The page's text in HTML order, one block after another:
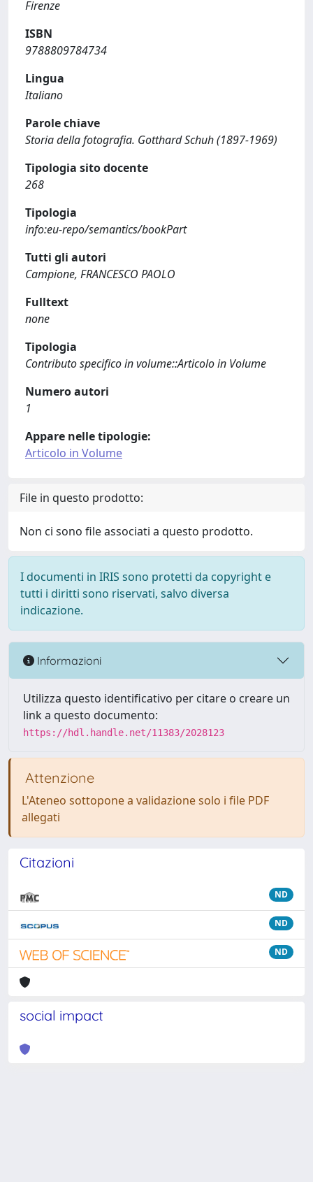
Firenze
ISBN
9788809784734
Lingua
Italiano
Parole chiave
Storia della fotografia. Gotthard Schuh (1897-1969)
Tipologia sito docente
268
Tipologia
info:eu-repo/semantics/bookPart
Tutti gli autori
Campione, FRANCESCO PAOLO
Fulltext
none
Tipologia
Contributo specifico in volume::Articolo in Volume
Numero autori
1
Appare nelle tipologie:
Articolo in Volume
File in questo prodotto:
Non ci sono file associati a questo prodotto.
I documenti in IRIS sono protetti da copyright e
tutti i diritti sono riservati, salvo diversa
indicazione.
Informazioni
Utilizza questo identificativo per citare o creare un
link a questo documento:
https://hdl.handle.net/11383/2028123
Attenzione
L'Ateneo sottopone a validazione solo i file PDF
allegati
Citazioni
ND
ND
ND
social impact